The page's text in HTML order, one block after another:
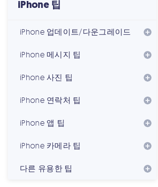
iPhone 팁
iPhone 업데이트/다운그레이드
iPhone 메시지 팁
iPhone 사진 팁
iPhone 연락처 팁
iPhone 앱 팁
iPhone 카메라 팁
다른 유용한 팁